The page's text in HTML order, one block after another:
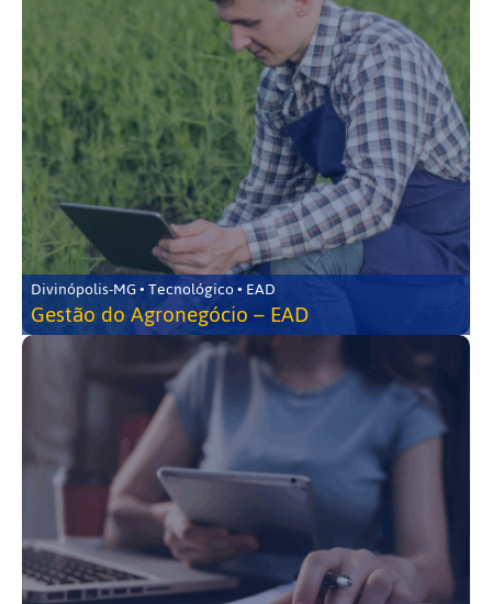
Divinópolis-MG • Tecnológico • EAD
Gestão do Agronegócio – EAD